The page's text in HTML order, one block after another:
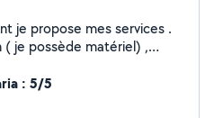
gros volume
: 5/5